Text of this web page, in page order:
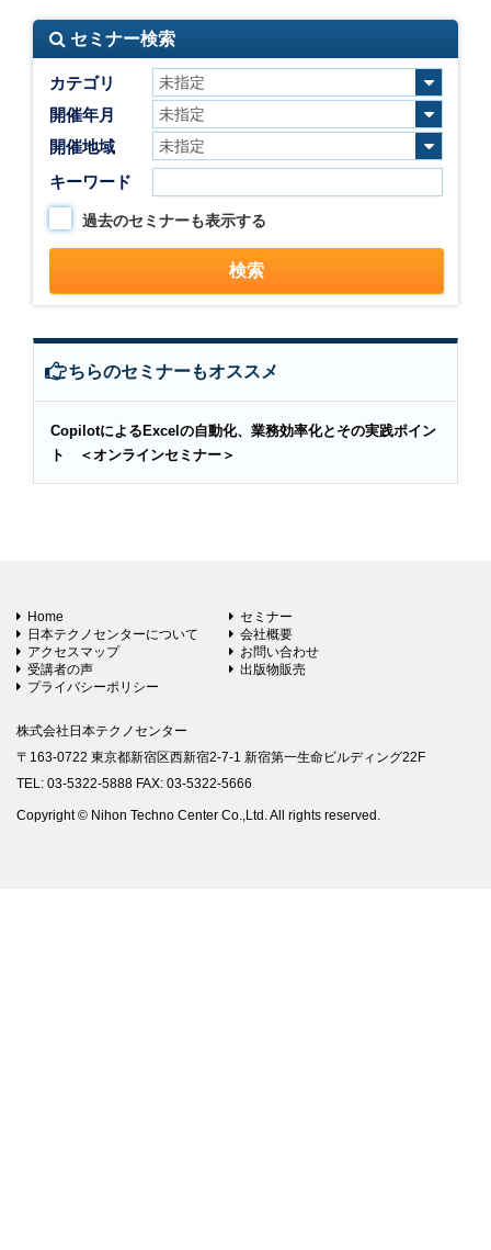
セミナー検索
カテゴリ
開催年月
開催地域
キーワード
過去のセミナーも表示する
こちらのセミナーもオススメ
CopilotによるExcelの自動化、業務効率化とその実践ポイン
ト ＜オンラインセミナー＞
Home
セミナー
日本テクノセンターについて
会社概要
アクセスマップ
お問い合わせ
受講者の声
出版物販売
プライバシーポリシー
株式会社日本テクノセンター
〒163-0722 東京都新宿区西新宿2-7-1 新宿第一生命ビルディング22F
TEL: 03-5322-5888 FAX: 03-5322-5666
Copyright © Nihon Techno Center Co.,Ltd. All rights reserved.